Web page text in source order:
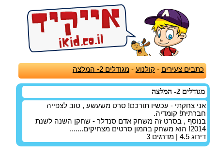
כתבים צעירים - קולנוע -מגודלים 2- המלצה
מגודלים 2- המלצה
אני צחקתי - עכשיו תורכם! סרט משעשע , טוב לצפייה
חברתית! קומדיה.
בנוסף , בסרט זה משחק אדם סנדלר - שחקן השנה לשנת
2014! הוא משחק בהמון סרטים מצחיקים.......
דירוג 4.5 | מדרגים 3